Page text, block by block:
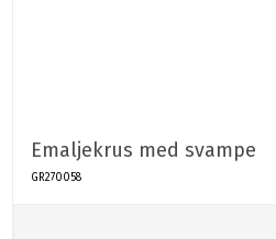
Emaljekrus med svampe
GR270058